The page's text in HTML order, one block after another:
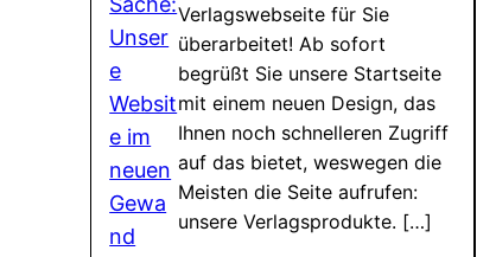
Verlagswebseite für Sie
überarbeitet! Ab sofort
begrüßt Sie unsere Startseite
mit einem neuen Design, das
Ihnen noch schnelleren Zugriff
auf das bietet, weswegen die
Meisten die Seite aufrufen:
unsere Verlagsprodukte. […]